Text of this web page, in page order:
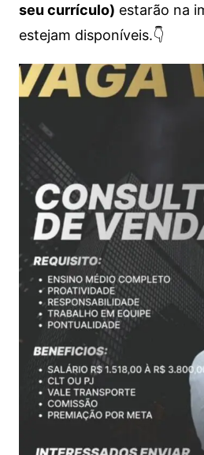
seu currículo) estarão na
estejam disponíveis.👇